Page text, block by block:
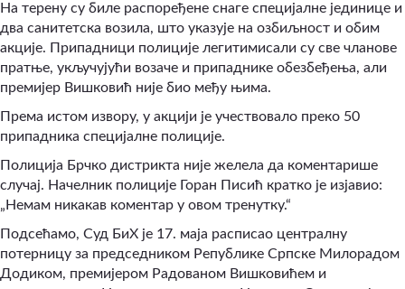
На терену су биле распоређене снаге специјалне јединице и
два санитетска возила, што указује на озбиљност и обим
акције. Припадници полиције легитимисали су све чланове
пратње, укључујући возаче и припаднике обезбеђења, али
премијер Вишковић није био међу њима.
Према истом извору, у акцији је учествовало преко 50
припадника специјалне полиције.
Полиција Брчко дистрикта није желела да коментарише
случај. Начелник полиције Горан Писић кратко је изјавио:
„Немам никакав коментар у овом тренутку.“
Подсећамо, Суд БиХ је 17. маја расписао централну
потерницу за председником Републике Српске Милорадом
Додиком, премијером Радованом Вишковићем и